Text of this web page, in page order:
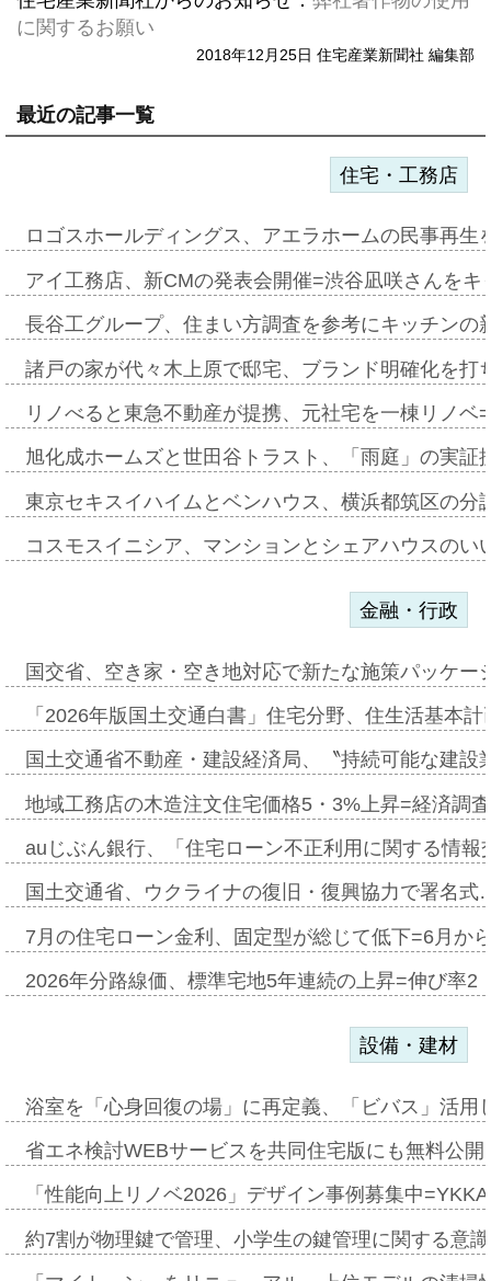
に関するお願い
2018年12月25日 住宅産業新聞社 編集部
最近の記事一覧
住宅・工務店
ロゴスホールディングス、アエラホームの民事再
アイ工務店、新CMの発表会開催=渋谷凪咲さんを
長谷工グループ、住まい方調査を参考にキッチン
諸戸の家が代々木上原で邸宅、ブランド明確化を
リノべると東急不動産が提携、元社宅を一棟リノ
旭化成ホームズと世田谷トラスト、「雨庭」の実
東京セキスイハイムとベンハウス、横浜都筑区の
コスモスイニシア、マンションとシェアハウスの
金融・行政
国交省、空き家・空き地対応で新たな施策パッケ
「2026年版国土交通白書」住宅分野、住生活基本
国土交通省不動産・建設経済局、〝持続可能な建
地域工務店の木造注文住宅価格5・3%上昇=経済調
auじぶん銀行、「住宅ローン不正利用に関する情
国土交通省、ウクライナの復旧・復興協力で署名
7月の住宅ローン金利、固定型が総じて低下=6月か
2026年分路線価、標準宅地5年連続の上昇=伸び率
設備・建材
浴室を「心身回復の場」に再定義、「ビバス」活
省エネ検討WEBサービスを共同住宅版にも無料公
「性能向上リノベ2026」デザイン事例募集中
約7割が物理鍵で管理、小学生の鍵管理に関する意